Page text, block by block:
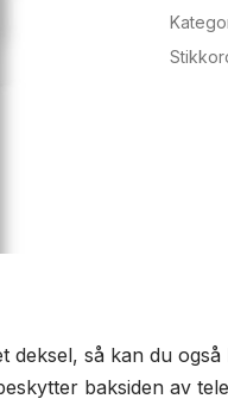
7
plus
deksel, så kan du
baksiden av